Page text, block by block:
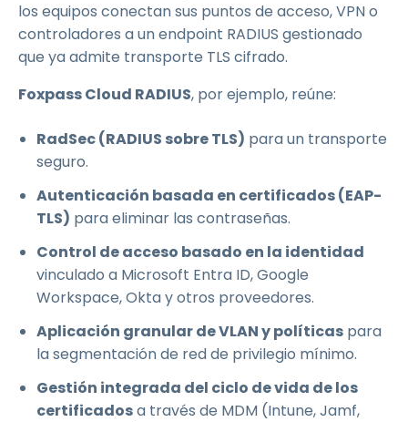
los equipos conectan sus puntos de acceso, VPN o
controladores a un endpoint RADIUS gestionado
que ya admite transporte TLS cifrado.
Foxpass Cloud RADIUS, por ejemplo, reúne:
RadSec (RADIUS sobre TLS) para un transporte
seguro.
Autenticación basada en certificados (EAP-
TLS) para eliminar las contraseñas.
Control de acceso basado en la identidad
vinculado a Microsoft Entra ID, Google
Workspace, Okta y otros proveedores.
Aplicación granular de VLAN y políticas para
la segmentación de red de privilegio mínimo.
Gestión integrada del ciclo de vida de los
certificadosa través de MDM (Intune, Jamf,